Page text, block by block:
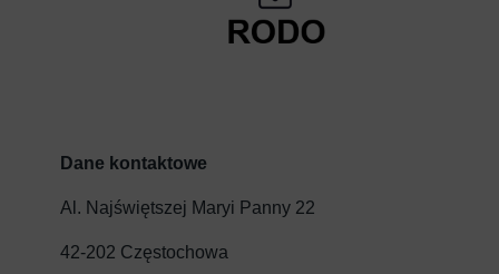
Dane kontaktowe
Al. Najświętszej Maryi Panny 22
42-202 Częstochowa